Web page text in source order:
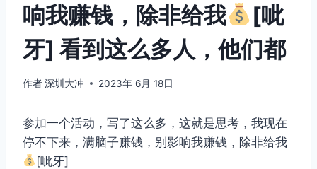
响我赚钱，除非给我
[呲
牙] 看到这么多人，他们都
作者深圳大冲 2023年 6月 18日
参加一个活动，写了这么多，这就是思考，我现在
停不下来，满脑子赚钱，别影响我赚钱，除非给我
[呲牙]